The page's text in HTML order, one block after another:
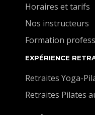
Horaires et tarifs
Nos instructeurs
Formation
EXPÉRIENCE
Retraites Yoga-
Retraites Pilates